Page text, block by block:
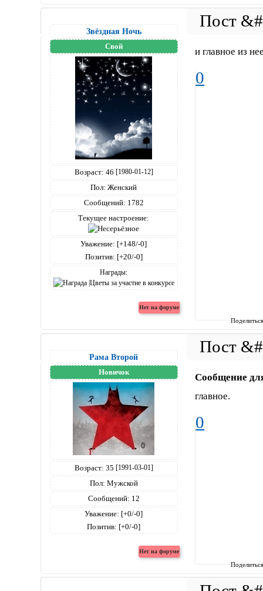
Звёздная Ночь
Свой
Возраст: 46 [1980-01-12]
Пол: Женский
Сообщений: 1782
Текущее настроение:
Уважение: [+148/-0]
Позитив: [+20/-0]
Награды:
и главное из
0
Рама Второй
Новичок
Возраст: 35 [1991-03-01]
Пол: Мужской
Сообщений: 12
Уважение: [+0/-0]
Позитив: [+0/-0]
Сообщение
главное.
0